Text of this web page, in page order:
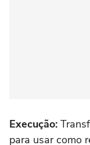
Execução:
para usar como